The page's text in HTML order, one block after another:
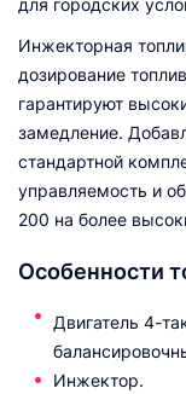
для городских
Инжекторная
дозирование
гарантируют
замедление.
стандартной
управляемость и
200 на более
Особенности
Двигатель 4-
Инжектор.